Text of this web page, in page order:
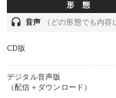
形 態
headset 音声 （どの形態でも内容
CD版
デジタル音声版
（配信＋ダウンロード）